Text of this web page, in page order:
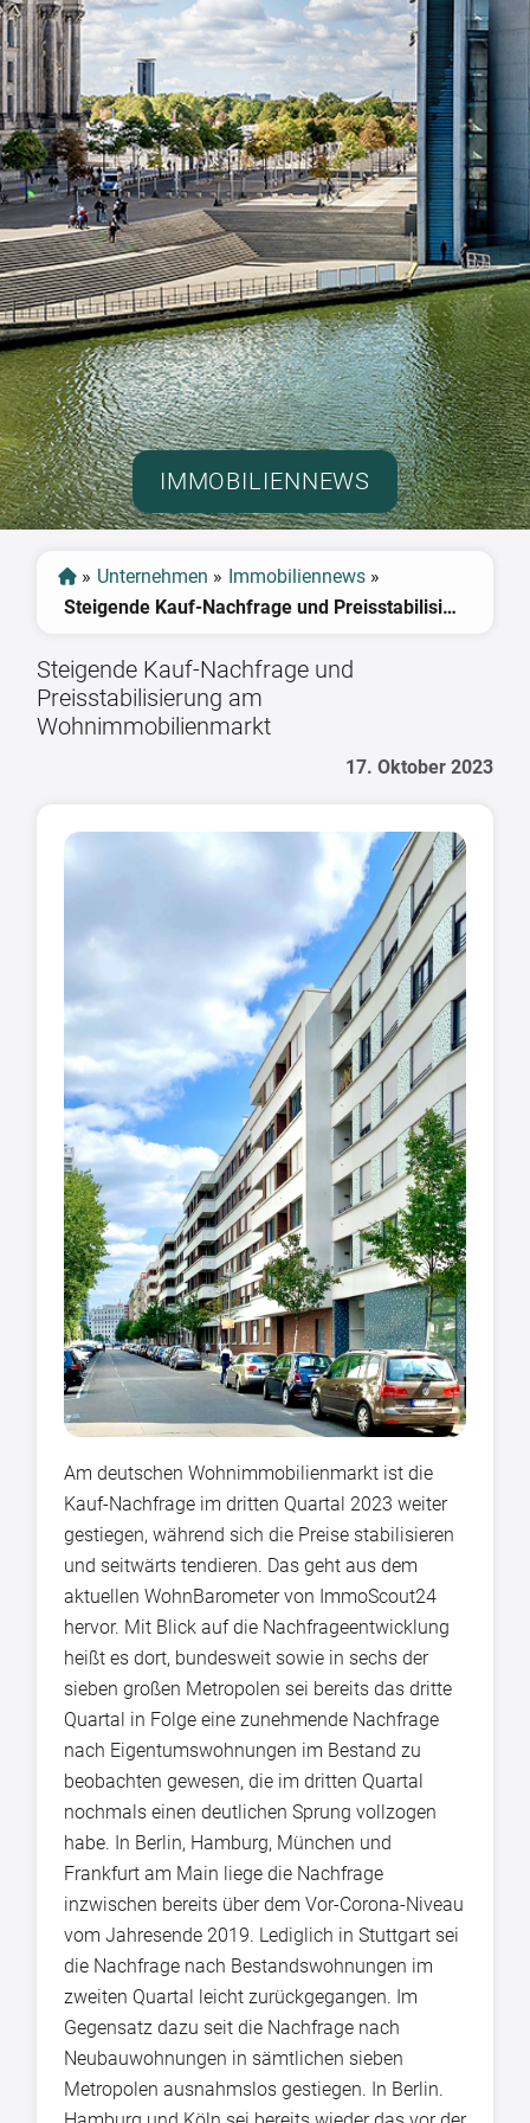
IMMOBILIENNEWS
» Unternehmen » Immobiliennews »
Steigende Kauf-Nachfrage und Preisstabilisierung am Wohnimmobilienmarkt
Steigende Kauf-Nachfrage und
Preisstabilisierung am
Wohnimmobilienmarkt
17. Oktober 2023
Am deutschen Wohnimmobilienmarkt ist die
Kauf-Nachfrage im dritten Quartal 2023 weiter
gestiegen, während sich die Preise stabilisieren
und seitwärts tendieren. Das geht aus dem
aktuellen WohnBarometer von ImmoScout24
hervor. Mit Blick auf die Nachfrageentwicklung
heißt es dort, bundesweit sowie in sechs der
sieben großen Metropolen sei bereits das dritte
Quartal in Folge eine zunehmende Nachfrage
nach Eigentumswohnungen im Bestand zu
beobachten gewesen, die im dritten Quartal
nochmals einen deutlichen Sprung vollzogen
habe. In Berlin, Hamburg, München und
Frankfurt am Main liege die Nachfrage
inzwischen bereits über dem Vor-Corona-Niveau
vom Jahresende 2019. Lediglich in Stuttgart sei
die Nachfrage nach Bestandswohnungen im
zweiten Quartal leicht zurückgegangen. Im
Gegensatz dazu seit die Nachfrage nach
Neubauwohnungen in sämtlichen sieben
Metropolen ausnahmslos gestiegen. In Berlin.